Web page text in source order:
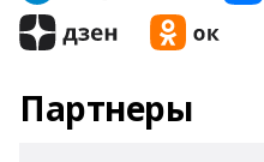
Партнеры